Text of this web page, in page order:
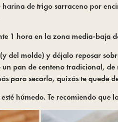
harina de trigo sarraceno por
1 hora en la zona media-baja
del molde) y déjalo reposar
un pan de centeno tradicional,
para secarlo, quizás te quede
húmedo. Te recomiendo que